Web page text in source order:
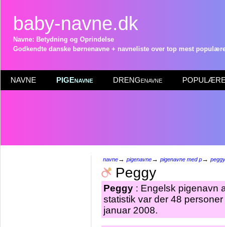
baby-navne.dk
Navne: Betydning og Oprindelse
Godkendte danske børnenavne + navneliste over top mest
NAVNE PIGEnavne DRENGenavne POPULÆRE
navne→ pigenavne→ pigenavne med p→ peggy
Peggy
Peggy : Engelsk pigenavn
statistik var der 48
januar 2008.